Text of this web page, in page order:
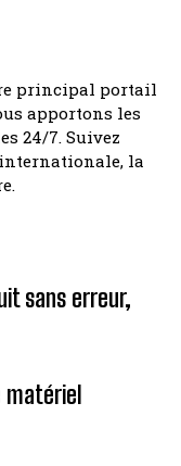
principal portail
apportons les
24/7. Suivez
la
sans erreur,